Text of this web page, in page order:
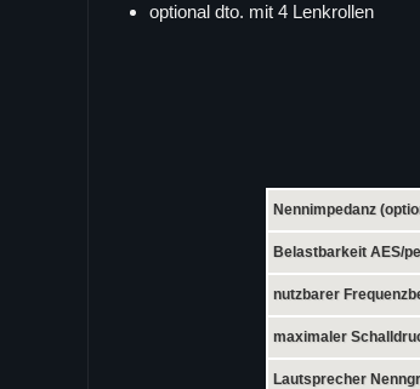
optional dto. mit 4 Lenkrollen
Nennimpedanz
Belastbarkeit AES/
nutzbarer
maximaler
Lautsprecher